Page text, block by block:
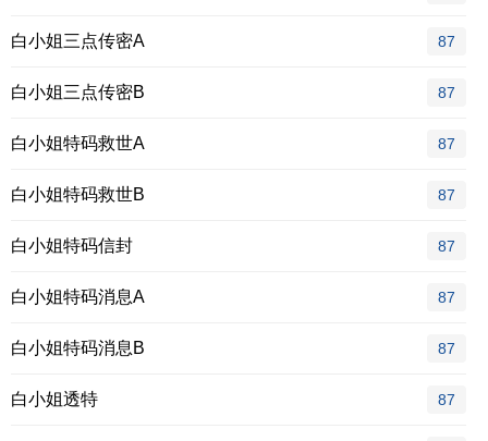
白小姐三点传密A 87
白小姐三点传密B 87
白小姐特码救世A 87
白小姐特码救世B 87
白小姐特码信封 87
白小姐特码消息A 87
白小姐特码消息B 87
白小姐透特 87